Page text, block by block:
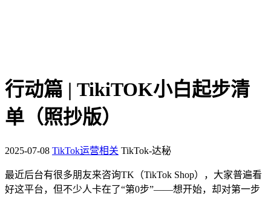
行动篇 | TikiTOK小白起步清
单（照抄版）
2025-07-08 TikTok运营相关 TikTok-达秘
最近后台有很多朋友来咨询TK（TikTok Shop），大家普遍看
好这平台，但不少人卡在了“第0步”——想开始，却对第一步